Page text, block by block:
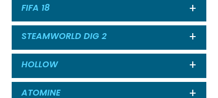
FIFA 18
STEAMWORLD DIG 2
HOLLOW
ATOMINE